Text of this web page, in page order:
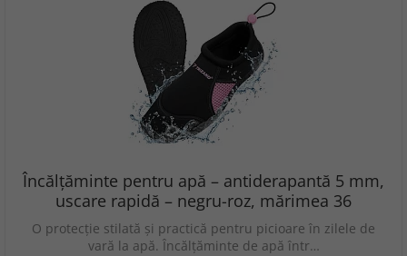
Încălțăminte pentru apă – antiderapantă 5 mm,
uscare rapidă – negru-roz, mărimea 36
O protecție stilată și practică pentru picioare în zilele de
vară la apă. Încălțăminte de apă într…